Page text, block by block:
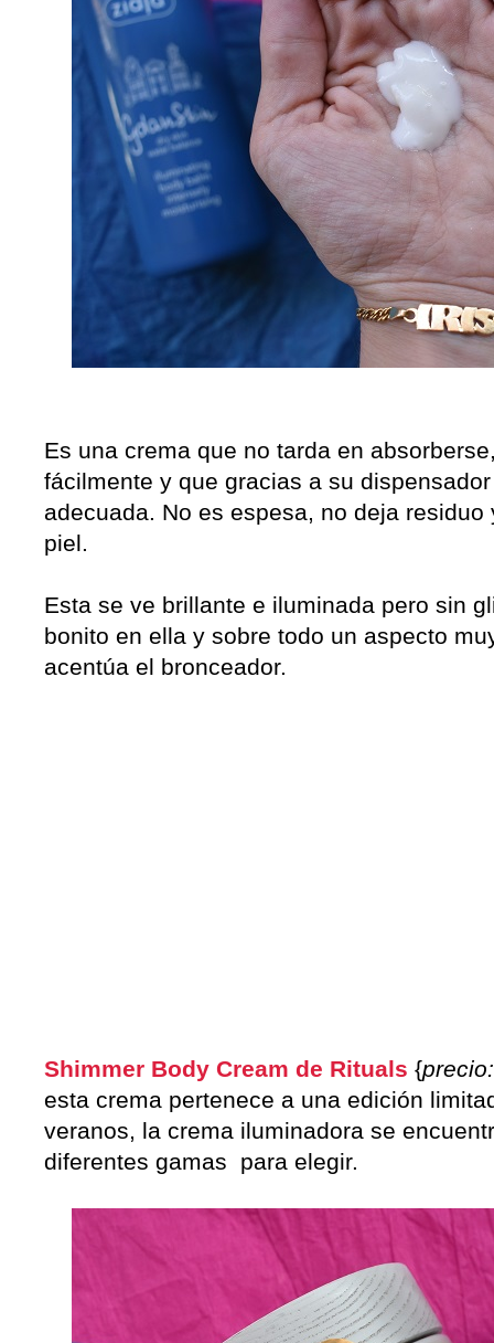
Es una crema que no tarda en
fácilmente y que gracias a su
adecuada. No es espesa, no deja
piel.
Esta se ve brillante e iluminada pero sin
bonito en ella y sobre todo un aspecto
acentúa el bronceador.
Shimmer Body Cream de Rituals {precio:
esta crema pertenece a una edición
veranos, la crema iluminadora se
diferentes gamas para elegir.